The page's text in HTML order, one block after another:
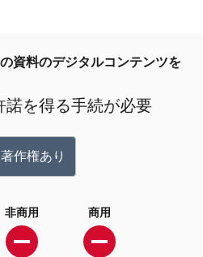
資料のデジタルコンテンツを
諾を得る手続が必要
著作権あり
非商用 商用